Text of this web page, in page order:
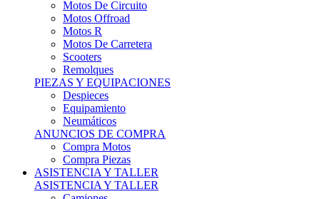
Motos R
Motos De Carretera
Scooters
Remolques
PIEZAS Y EQUIPACIONES
Despieces
Equipamiento
Neumáticos
ANUNCIOS DE COMPRA
Compra Motos
Compra Piezas
ASISTENCIA Y TALLER
ASISTENCIA Y TALLER
Camiones
Autobuses